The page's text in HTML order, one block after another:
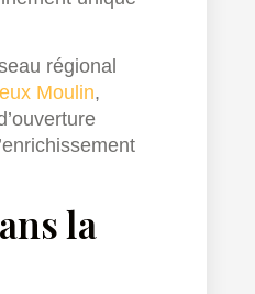
régional
Moulin,
la